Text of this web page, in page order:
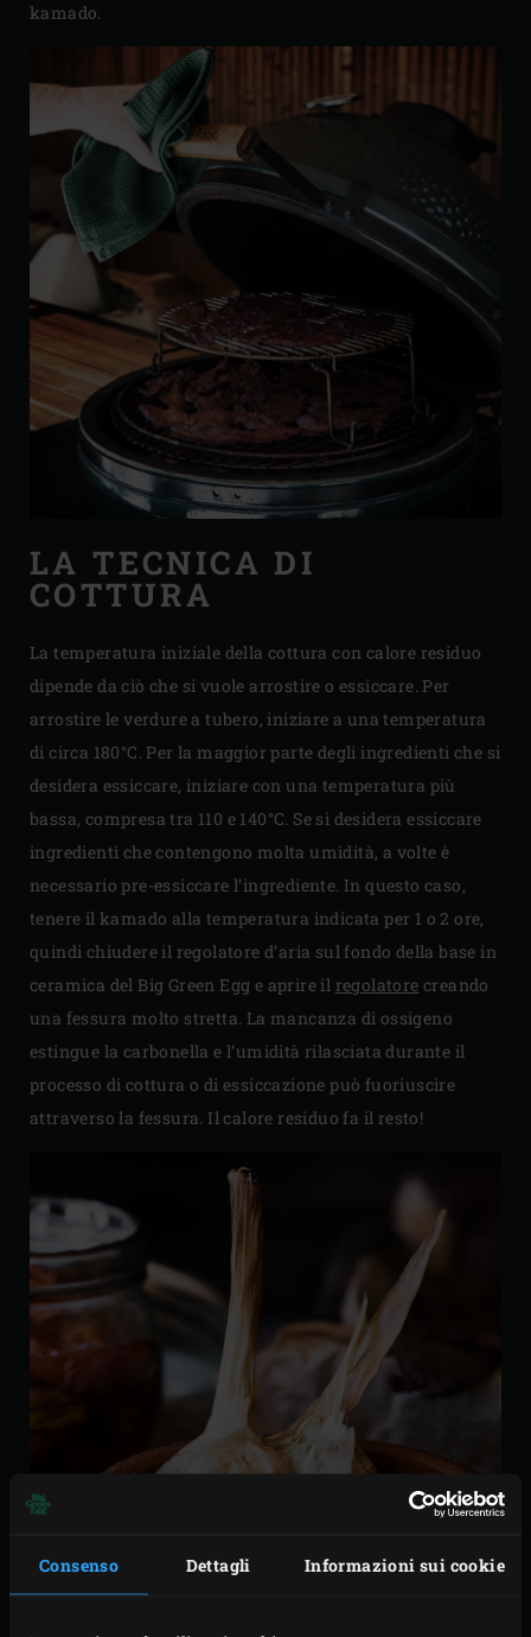
Consenso Dettagli Informazioni sui cookie
kamado.
LA TECNICA DI
COTTURA
La temperatura iniziale della cottura con calore residuo
dipende da ciò che si vuole arrostire o essiccare. Per
arrostire le verdure a tubero, iniziare a una temperatura
di circa 180°C. Per la maggior parte degli ingredienti che si
desidera essiccare, iniziare con una temperatura più
bassa, compresa tra 110 e 140°C. Se si desidera essiccare
ingredienti che contengono molta umidità, a volte è
necessario pre-essiccare l’ingrediente. In questo caso,
tenere il kamado alla temperatura indicata per 1 o 2 ore,
quindi chiudere il regolatore d’aria sul fondo della base in
ceramica del Big Green Egg e aprire il regolatore creando
una fessura molto stretta. La mancanza di ossigeno
estingue la carbonella e l’umidità rilasciata durante il
processo di cottura o di essiccazione può fuoriuscire
attraverso la fessura. Il calore residuo fa il resto!